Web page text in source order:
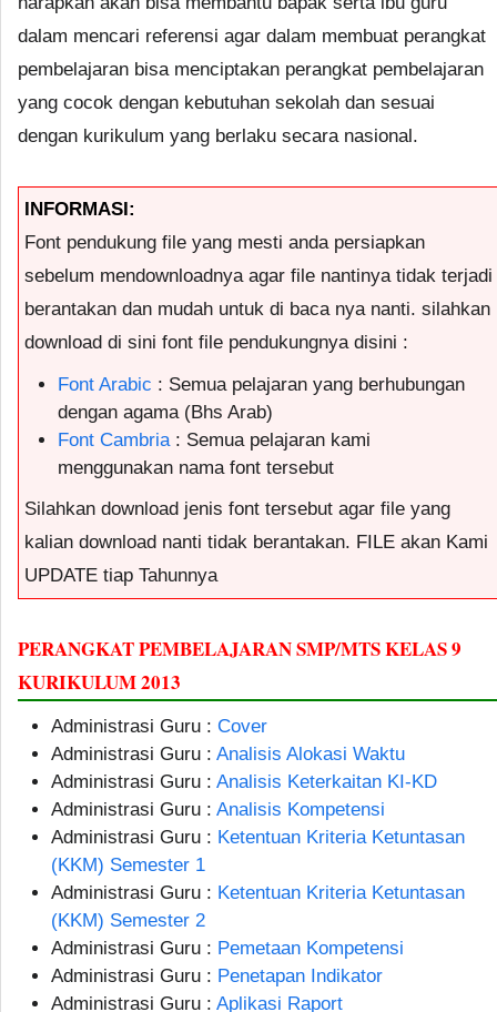
dalam mencari referensi agar dalam membuat perangkat
pembelajaran bisa menciptakan perangkat pembelajaran
yang cocok dengan kebutuhan sekolah dan sesuai
dengan kurikulum yang berlaku secara nasional.
INFORMASI:
Font pendukung file yang mesti anda persiapkan
sebelum mendownloadnya agar file nantinya tidak terjadi
berantakan dan mudah untuk di baca nya nanti. silahkan
download di sini font file pendukungnya disini :
Font Arabic : Semua pelajaran yang berhubungan
dengan agama (Bhs Arab)
Font Cambria: Semua pelajaran kami
menggunakan nama font tersebut
Silahkan download jenis font tersebut agar file yang
kalian download nanti tidak berantakan. FILE akan Kami
UPDATE tiap Tahunnya
PERANGKAT PEMBELAJARAN SMP/MTS KELAS 9
KURIKULUM 2013
Administrasi Guru : Cover
Administrasi Guru : Analisis Alokasi Waktu
Administrasi Guru : Analisis Keterkaitan KI-KD
Administrasi Guru : Analisis Kompetensi
Administrasi Guru : Ketentuan Kriteria Ketuntasan
(KKM) Semester 1
Administrasi Guru : Ketentuan Kriteria Ketuntasan
(KKM) Semester 2
Administrasi Guru : Pemetaan Kompetensi
Administrasi Guru : Penetapan Indikator
Administrasi Guru : Aplikasi Raport